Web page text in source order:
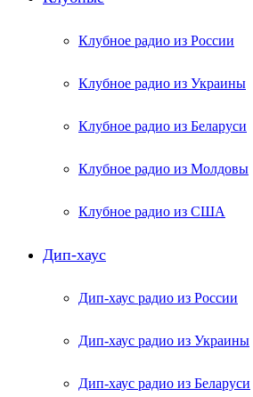
Клубное радио из России
Клубное радио из Украины
Клубное радио из Беларуси
Клубное радио из Молдовы
Клубное радио из США
Дип-хаус
Дип-хаус радио из России
Дип-хаус радио из Украины
Дип-хаус радио из Беларуси